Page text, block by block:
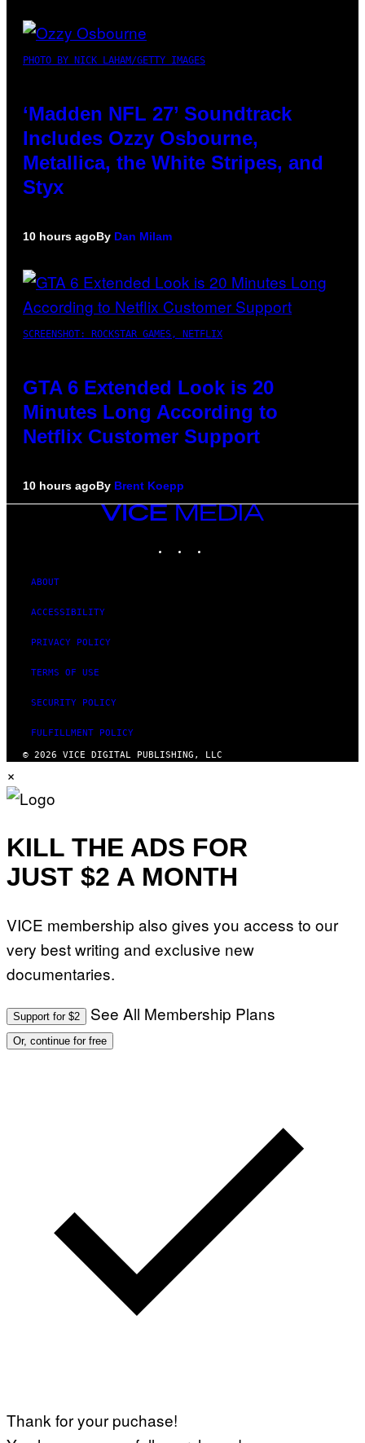
PHOTO BY NICK LAHAM/GETTY IMAGES
‘Madden NFL 27’ Soundtrack
Includes Ozzy Osbourne,
Metallica, the White Stripes, and
Styx
10 hours agoBy Dan Milam
SCREENSHOT: ROCKSTAR GAMES, NETFLIX
GTA 6 Extended Look is 20
Minutes Long According to
Netflix Customer Support
10 hours agoBy Brent Koepp
VICE
ABOUT
ACCESSIBILITY
PRIVACY POLICY
TERMS OF USE
SECURITY POLICY
FULFILLMENT POLICY
© 2026 VICE DIGITAL PUBLISHING, LLC
×
KILL THE ADS FOR
JUST $2 A MONTH
VICE membership also gives you access to our
very best writing and exclusive new
documentaries.
Support for $2 See All Membership Plans
Or, continue for free
Thank for your puchase!